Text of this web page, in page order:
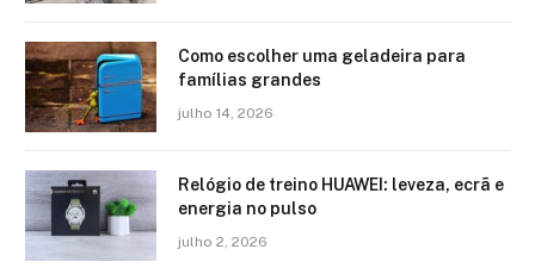
Como escolher uma geladeira para
famílias grandes
julho 14, 2026
Relógio de treino​ HUAWEI: leveza, ecrã e
energia no pulso
julho 2, 2026